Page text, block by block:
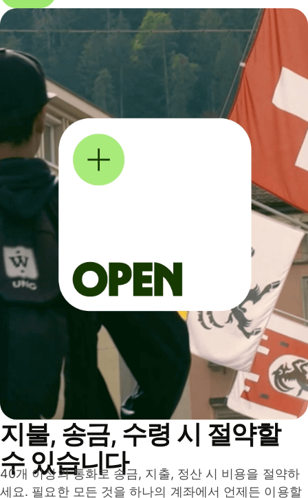
지불, 송금, 수령 시 절약할
수 있습니다
40개 이상의 통화로 송금, 지출, 정산 시 비용을 절약하
세요. 필요한 모든 것을 하나의 계좌에서 언제든 이용할